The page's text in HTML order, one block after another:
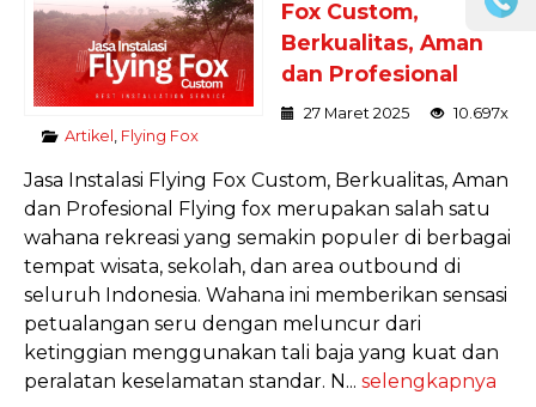
Fox Custom,
Berkualitas, Aman
dan Profesional
27 Maret 2025
10.697x
Artikel
Flying Fox
Jasa Instalasi Flying Fox Custom, Berkualitas, Aman
dan Profesional Flying fox merupakan salah satu
wahana rekreasi yang semakin populer di berbagai
tempat wisata, sekolah, dan area outbound di
seluruh Indonesia. Wahana ini memberikan sensasi
petualangan seru dengan meluncur dari
ketinggian menggunakan tali baja yang kuat dan
peralatan keselamatan standar. N... selengkapnya